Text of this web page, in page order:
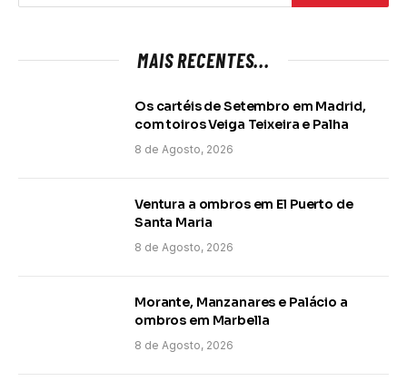
MAIS RECENTES...
Os cartéis de Setembro em Madrid,
com toiros Veiga Teixeira e Palha
8 de Agosto, 2026
Ventura a ombros em El Puerto de
Santa Maria
8 de Agosto, 2026
Morante, Manzanares e Palácio a
ombros em Marbella
8 de Agosto, 2026